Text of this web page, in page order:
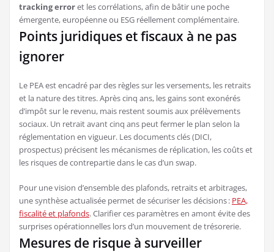
tracking erroret les corrélations, afin de bâtir une poche
émergente, européenne ou ESG réellement complémentaire.
Points juridiques et fiscaux à ne pas
ignorer
Le PEA est encadré par des règles sur les versements, les retraits
et la nature des titres. Après cinq ans, les gains sont exonérés
d’impôt sur le revenu, mais restent soumis aux prélèvements
sociaux. Un retrait avant cinq ans peut fermer le plan selon la
réglementation en vigueur. Les documents clés (DICI,
prospectus) précisent les mécanismes de réplication, les coûts et
les risques de contrepartie dans le cas d’un swap.
Pour une vision d’ensemble des plafonds, retraits et arbitrages,
une synthèse actualisée permet de sécuriser les décisions : PEA,
fiscalité et plafonds. Clarifier ces paramètres en amont évite des
surprises opérationnelles lors d’un mouvement de trésorerie.
Mesures de risque à surveiller